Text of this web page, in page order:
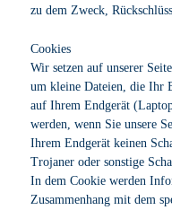
zu dem Zweck,
Cookies
Wir setzen auf unserer
um kleine Dateien, die Ihr
auf Ihrem Endgerät
werden, wenn Sie unsere
Ihrem Endgerät keinen
Trojaner oder sonstige
In dem Cookie werden
Zusammenhang mit dem